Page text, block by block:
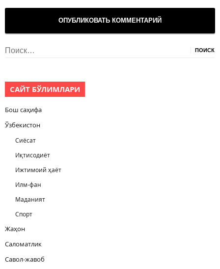
Найти:
САЙТ БЎЛИМЛАРИ
Бош саҳифа
Ўзбекистон
Сиёсат
Иқтисодиёт
Ижтимоий ҳаёт
Илм-фан
Маданият
Спорт
Жаҳон
Саломатлик
Савол-жавоб